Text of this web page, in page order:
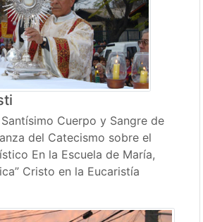
Cuerpo y Sangre de
del Catecismo sobre el
En la Escuela de María,
Cristo en la Eucaristía